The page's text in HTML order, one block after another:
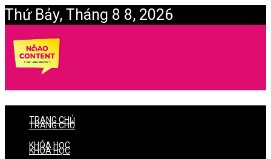
Thứ Bảy, Tháng 8 8, 2026
Login
TRANG CHỦ
KHÓA HỌC
TRANG CHỦ
KHÓA HỌC